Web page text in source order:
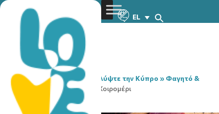
EL
You are here:Home» Ανακαλύψτε την Κύπρο » Φαγητό &
Ποτό
Τοπικά Προϊόντα Χοιρομέρι
Χοιρομέρι